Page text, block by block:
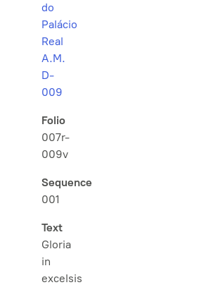
do
Palácio
Real
A.M.
D-
009
Folio
007r-
009v
Sequence
001
Text
Gloria
in
excelsis